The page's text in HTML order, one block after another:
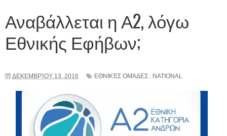
Αναβάλλεται η Α2, λόγω
Εθνικής Εφήβων;
ΔΕΚΕΜΒΡΊΟΥ 13, 2016 ΕΘΝΙΚΈΣ ΟΜΆΔΕΣ , NATIONAL